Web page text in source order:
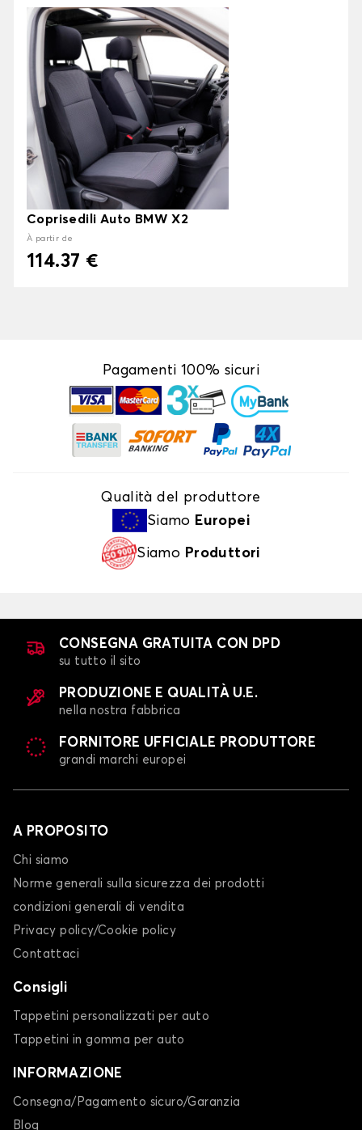
Coprisedili Auto BMW X2
À partir de
114.37 €
Pagamenti 100% sicuri
Qualità del produttore
Siamo Europei
Siamo Produttori
CONSEGNA GRATUITA CON DPD
su tutto il sito
PRODUZIONE E QUALITÀ U.E.
nella nostra fabbrica
FORNITORE UFFICIALE PRODUTTORE
grandi marchi europei
A PROPOSITO
Chi siamo
Norme generali sulla sicurezza dei prodotti
condizioni generali di vendita
Privacy policy/Cookie policy
Contattaci
Consigli
Tappetini personalizzati per auto
Tappetini in gomma per auto
INFORMAZIONE
Consegna/Pagamento sicuro/Garanzia
Blog